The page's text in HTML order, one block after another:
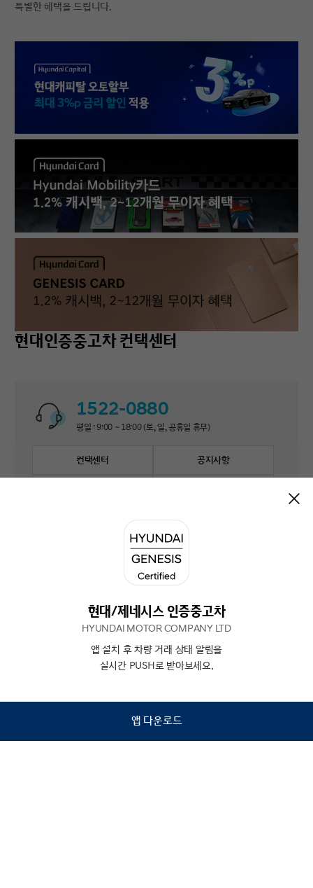
특별한 혜택을 드립니다.
현대인증중고차 컨택센터
1522-0880
평일 : 9:00 ~ 18:00 (토, 일, 공휴일 휴무)
컨택센터 공지사항
검색
현대/제네시스 인증중고차
HYUNDAI MOTOR COMPANY LTD
앱 설치 후 차량 거래 상태 알림을
실시간 PUSH로 받아보세요.
앱 다운로드